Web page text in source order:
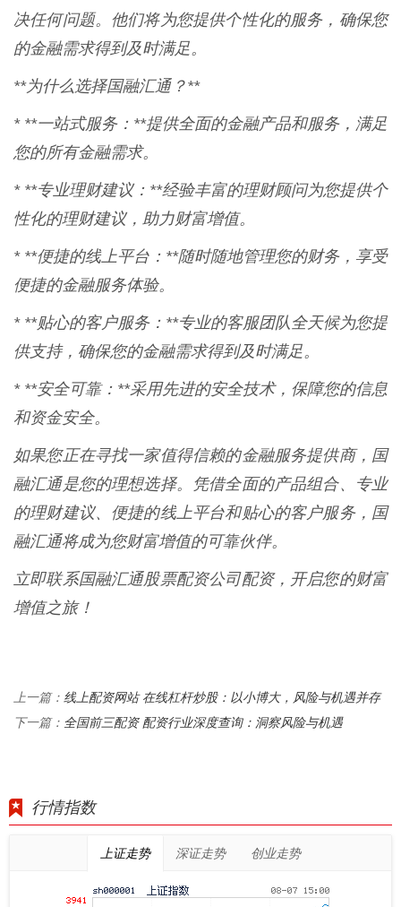
决任何问题。他们将为您提供个性化的服务，确保您
的金融需求得到及时满足。
**为什么选择国融汇通？**
* **一站式服务：**提供全面的金融产品和服务，满足
您的所有金融需求。
* **专业理财建议：**经验丰富的理财顾问为您提供个
性化的理财建议，助力财富增值。
* **便捷的线上平台：**随时随地管理您的财务，享受
便捷的金融服务体验。
* **贴心的客户服务：**专业的客服团队全天候为您提
供支持，确保您的金融需求得到及时满足。
* **安全可靠：**采用先进的安全技术，保障您的信息
和资金安全。
如果您正在寻找一家值得信赖的金融服务提供商，国
融汇通是您的理想选择。凭借全面的产品组合、专业
的理财建议、便捷的线上平台和贴心的客户服务，国
融汇通将成为您财富增值的可靠伙伴。
立即联系国融汇通股票配资公司配资，开启您的财富
增值之旅！
上一篇： 线上配资网站 在线杠杆炒股：以小博大，风险与机遇并存
下一篇： 全国前三配资 配资行业深度查询：洞察风险与机遇
行情指数
上证走势 深证走势 创业走势